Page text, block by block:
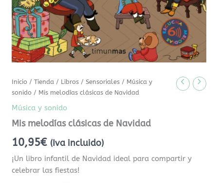
Inicio /Tienda / Libros /Sensoriales / Música y
sonido / Mis melodías clásicas de Navidad
Música y sonido
Mis melodías clásicas de Navidad
10,95€ (Iva incluido)
¡Un libro infantil de Navidad ideal para compartir y
celebrar las fiestas!